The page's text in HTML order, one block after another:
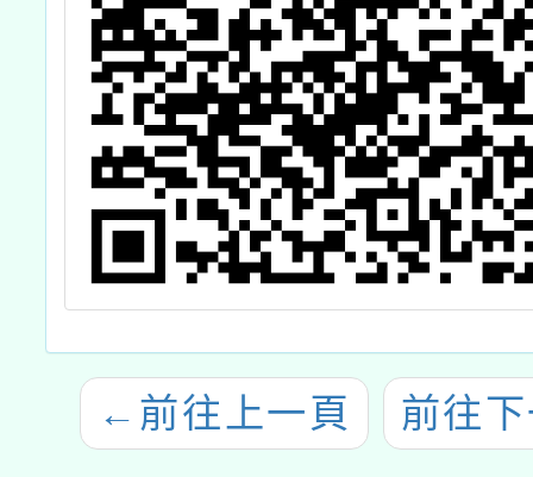
← 前往上一頁 前往